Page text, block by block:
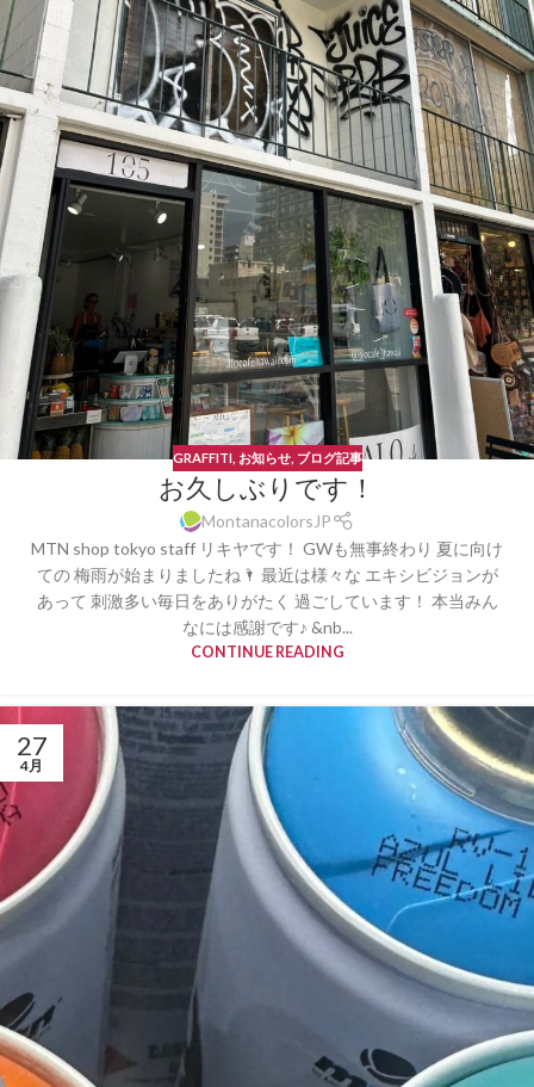
GRAFFITI, お知らせ, ブログ記事
お久しぶりです！
MontanacolorsJP
MTN shop tokyo staff リキヤです！ GWも無事終わり 夏に向け
ての 梅雨が始まりましたね🌂 最近は様々な エキシビジョンが
あって 刺激多い毎日をありがたく 過ごしています！ 本当みん
なには感謝です♪ &nb...
CONTINUE READING
27
4月